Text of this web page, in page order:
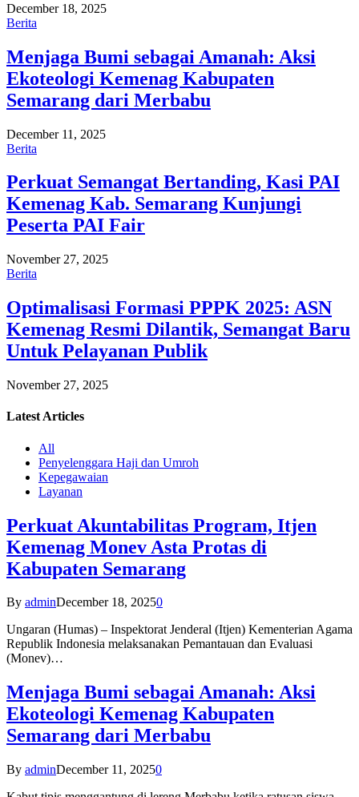
December 18, 2025
Berita
Menjaga Bumi sebagai Amanah: Aksi
Ekoteologi Kemenag Kabupaten
Semarang dari Merbabu
December 11, 2025
Berita
Perkuat Semangat Bertanding, Kasi PAI
Kemenag Kab. Semarang Kunjungi
Peserta PAI Fair
November 27, 2025
Berita
Optimalisasi Formasi PPPK 2025: ASN
Kemenag Resmi Dilantik, Semangat Baru
Untuk Pelayanan Publik
November 27, 2025
Latest Articles
All
Penyelenggara Haji dan Umroh
Kepegawaian
Layanan
Perkuat Akuntabilitas Program, Itjen
Kemenag Monev Asta Protas di
Kabupaten Semarang
By adminDecember 18, 20250
Ungaran (Humas) – Inspektorat Jenderal (Itjen) Kementerian Agama
Republik Indonesia melaksanakan Pemantauan dan Evaluasi
(Monev)…
Menjaga Bumi sebagai Amanah: Aksi
Ekoteologi Kemenag Kabupaten
Semarang dari Merbabu
By adminDecember 11, 20250